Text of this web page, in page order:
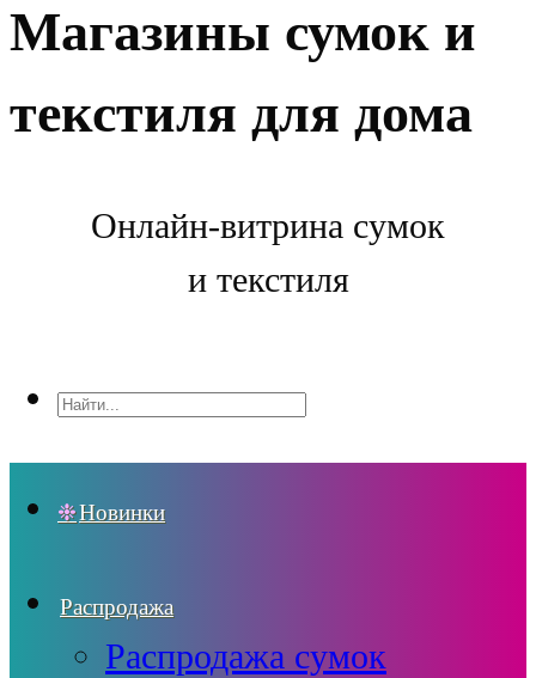
Магазины сумок и
текстиля для дома
Онлайн-витрина сумок
и текстиля
Новинки
Распродажа
Распродажа сумок